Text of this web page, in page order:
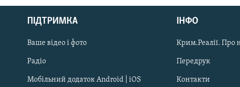
Русский
Qırımtatar
ДОЛУЧАЙСЯ!
ПІДТРИМКА
Ваше відео і фото
Радіо
Мобільний додаток Android | iOS
ІНФО
Крим.Реалії. Про
Передрук
Контакти